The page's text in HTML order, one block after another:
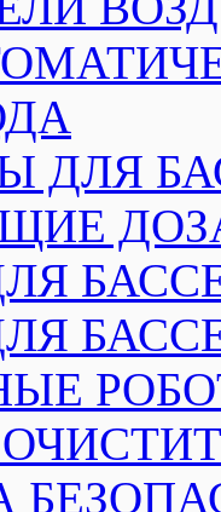
ДЛЯ